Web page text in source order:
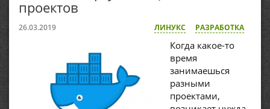
проектов
26.03.2019 ЛИНУКС РАЗРАБОТКА
Когда какое-то
время
занимаешься
разными
проектами,